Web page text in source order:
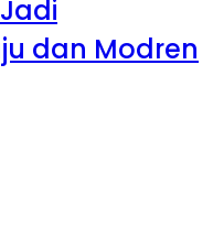
dan Modren